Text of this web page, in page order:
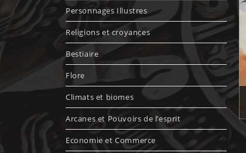
Personnages Illustres
Religions et croyances
Bestiaire
Flore
Climats et biomes
Arcanes et Pouvoirs de l’esprit
Economie et Commerce